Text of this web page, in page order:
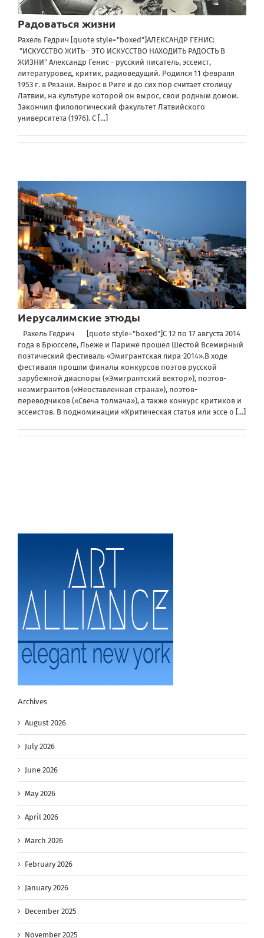
Радоваться жизни
Рахель Гедрич [quote style="boxed"]АЛЕКСАНДР ГЕНИС:
"ИСКУССТВО ЖИТЬ - ЭТО ИСКУССТВО НАХОДИТЬ РАДОСТЬ В
ЖИЗНИ" Александр Генис - русский писатель, эссеист,
литературовед, критик, радиоведущий. Родился 11 февраля
1953 г. в Рязани. Вырос в Риге и до сих пор считает столицу
Латвии, на культуре которой он вырос, свои родным домом.
Закончил филологический факультет Латвийского
университета (1976). С [...]
Иерусалимские этюды
Рахель Гедрич [quote style="boxed"]С 12 по 17 августа 2014
года в Брюсселе, Льеже и Париже прошёл Шестой Всемирный
поэтический фестиваль «Эмигрантская лира-2014».В ходе
фестиваля прошли финалы конкурсов поэтов русской
зарубежной диаспоры («Эмигрантский вектор»), поэтов-
неэмигрантов («Неоставленная страна»), поэтов-
переводчиков («Свеча толмача»), а также конкурс критиков и
эссеистов. В подноминации «Критическая статья или эссе о [...]
Archives
August 2026
July 2026
June 2026
May 2026
April 2026
March 2026
February 2026
January 2026
December 2025
November 2025